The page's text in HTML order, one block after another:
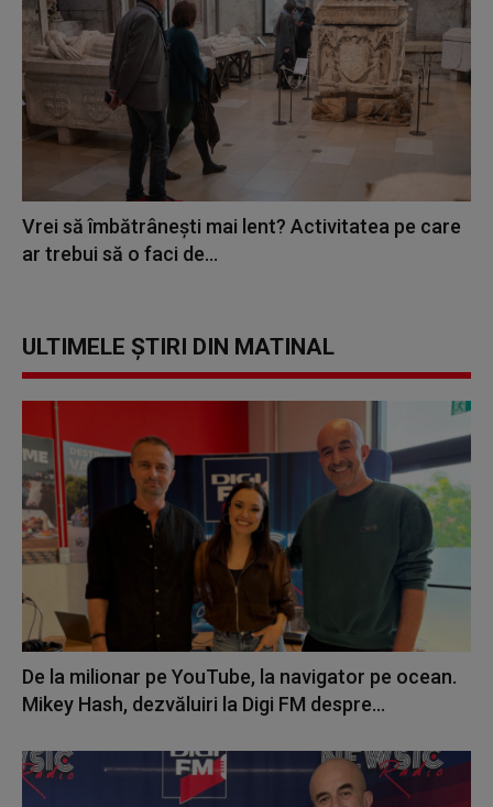
Vrei să îmbătrânești mai lent? Activitatea pe care
ar trebui să o faci de...
ULTIMELE ȘTIRI DIN MATINAL
De la milionar pe YouTube, la navigator pe ocean.
Mikey Hash, dezvăluiri la Digi FM despre...